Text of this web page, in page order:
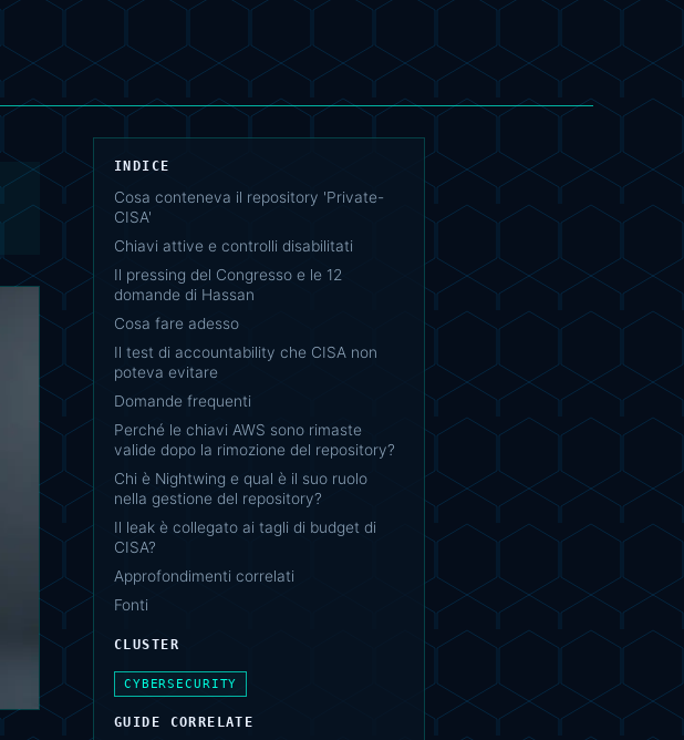
INDICE
Cosa conteneva il repository 'Private-
CISA'
Chiavi attive e controlli disabilitati
Il pressing del Congresso e le 12
domande di Hassan
Cosa fare adesso
Il test di accountability che CISA non
poteva evitare
Domande frequenti
Perché le chiavi AWS sono rimaste
valide dopo la rimozione del repository?
Chi è Nightwing e qual è il suo ruolo
nella gestione del repository?
Il leak è collegato ai tagli di budget di
CISA?
Approfondimenti correlati
Fonti
CLUSTER
CYBERSECURITY
GUIDE CORRELATE